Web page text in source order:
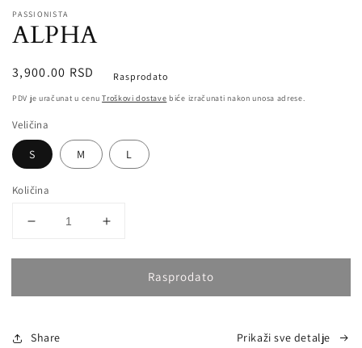
media
in
PASSIONISTA
ALPHA
Redovna
cena
3,900.00 RSD Rasprodato
PDV je uračunat u cenuTroškovi dostave biće izračunati nakon unosa adrese.
Veličina
S M L
Količina
Smanji
za
Povećaj
za
ALPHARasprodato
Share Prikaži sve detalje